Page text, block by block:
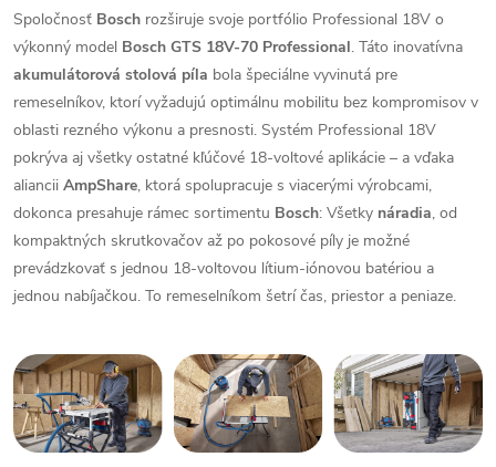
Spoločnosť Bosch rozširuje svoje portfólio Professional 18V o
výkonný model Bosch GTS 18V-70 Professional. Táto inovatívna
akumulátorová stolová píla bola špeciálne vyvinutá pre
remeselníkov, ktorí vyžadujú optimálnu mobilitu bez kompromisov v
oblasti rezného výkonu a presnosti. Systém Professional 18V
pokrýva aj všetky ostatné kľúčové 18-voltové aplikácie – a vďaka
aliancii AmpShare, ktorá spolupracuje s viacerými výrobcami,
dokonca presahuje rámec sortimentu Bosch: Všetky náradia, od
kompaktných skrutkovačov až po pokosové píly je možné
prevádzkovať s jednou 18-voltovou lítium-iónovou batériou a
jednou nabíjačkou. To remeselníkom šetrí čas, priestor a peniaze.